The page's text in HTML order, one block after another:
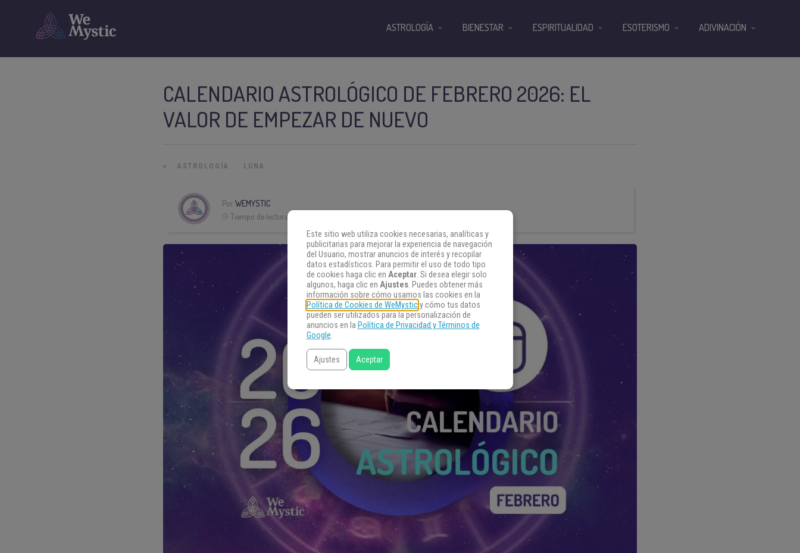
CALENDARIO ASTROLÓGICO DE FEBRERO 2026: EL
VALOR DE EMPEZAR DE NUEVO
» ASTROLOGÍA LUNA
Por WEMYSTIC
Tiempo de lectura:
ASTROLOGÍA BIENESTAR ESPIRITUALIDAD ESOTERISMO ADIVINACIÓN
Este sitio web utiliza cookies necesarias, analíticas y
publicitarias para mejorar la experiencia de navegación
del Usuario, mostrar anuncios de interés y recopilar
datos estadísticos. Para permitir el uso de todo tipo
de cookies haga clic en Aceptar. Si desea elegir solo
algunos, haga clic en Ajustes. Puedes obtener más
información sobre cómo usamos las cookies en la
Política de Cookies de WeMysticy cómo tus datos
pueden ser utilizados para la personalización de
anuncios en la Política de Privacidad y Términos de
Google.
Ajustes Aceptar